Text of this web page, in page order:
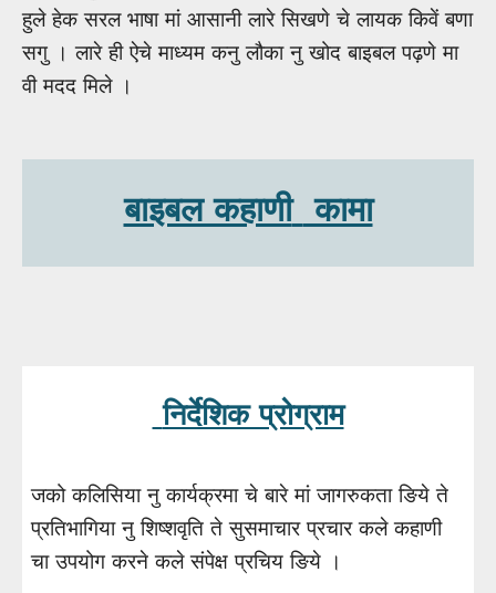
हुले हेक सरल भाषा मां आसानी लारे सिखणे चे लायक किवें बणा
सगु । लारे ही ऐचे माध्यम कनु लौका नु खोद बाइबल पढ़णे मा
वी मदद मिले ।
बाइबल कहाणी कामा
निर्देशिक प्रोग्राम
जको कलिसिया नु कार्यक्रमा चे बारे मां जागरुकता ङिये ते
प्रतिभागिया नु शिष्शवृति ते सुसमाचार प्रचार कले कहाणी
चा उपयोग करने कले संपेक्ष प्रचिय ङिये ।